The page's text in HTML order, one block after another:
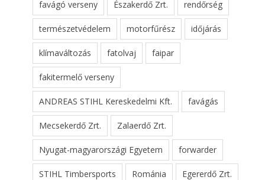
favágó verseny Északerdő Zrt. rendőrség
természetvédelem motorfűrész időjárás
klímaváltozás fatolvaj faipar
fakitermelő verseny
ANDREAS STIHL Kereskedelmi Kft. favágás
Mecsekerdő Zrt. Zalaerdő Zrt.
Nyugat-magyarországi Egyetem forwarder
STIHL Timbersports Románia Egererdő Zrt.